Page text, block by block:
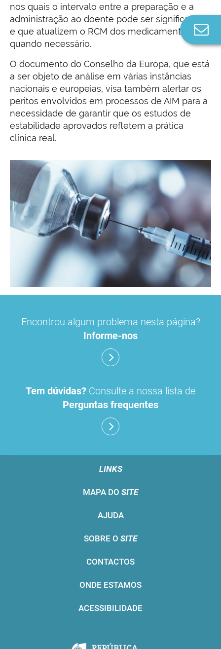
nos quais o intervalo entre a preparação e a
administração ao doente pode ser significativo,
e que atualizem o RCM dos medicamentos
quando necessário.
O documento do Conselho da Europa, que está
a ser objeto de análise em várias instâncias
nacionais e europeias, visa também alertar os
peritos envolvidos em processos de AIM para a
necessidade de garantir que os estudos de
estabilidade aprovados refletem a prática
clínica real.
Encontrou algum problema nesta página?
Informe-nos
Tem dúvidas? Consulte a nossa lista de
Perguntas frequentes
LINKS
MAPA DO SITE
AJUDA
SOBRE O SITE
CONTACTOS
ONDE ESTAMOS
ACESSIBILIDADE